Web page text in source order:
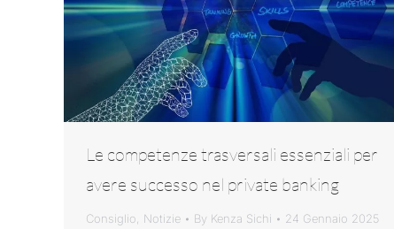
Le competenze trasversali essenziali per
avere successo nel private banking
Consiglio Notizie By Kenza Sichi 24 Gennaio 2025